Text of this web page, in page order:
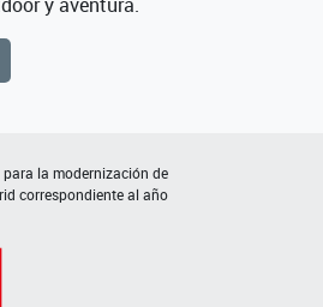
la modernización de
correspondiente al año